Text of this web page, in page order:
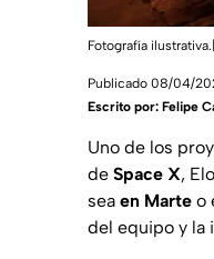
Fotografía
Publicado 08/04/
Escrito por: Felipe
Uno de los
de Space X,
sea en Marte o
del equipo y la